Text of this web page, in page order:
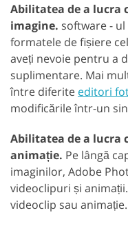
Abilitatea de a lucra
imagine. software -
formatele de fișiere
aveți nevoie pentru a
suplimentare. Mai
între diferite editori
modificările într-un
Abilitatea de a lucra
animație. Pe lângă
imaginilor, Adobe
videoclipuri și
videoclip sau animație.